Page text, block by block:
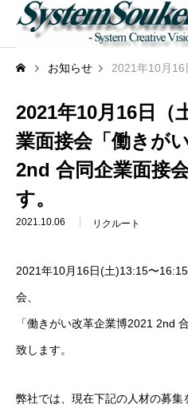
トップ
企業情報
ご挨拶・企業理念
商品・サービス
クラウドサービス
アプリ開発・その他
関連サービス・団体（企業）等
お知らせ 2021年10月16日（土） 開催の合同企
2021年10月16日（
業面接会「働きが
2nd 合同企業面接
す。
2021.10.06 リクルート
2021年10月16日(土)13:15〜
会、
「働きがい改革企業博2021 2nd
致します。
弊社では、現在下記の人材の募集